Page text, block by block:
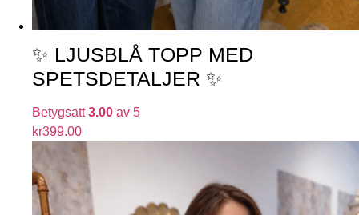
✨ LJUSBLÅ TOPP MED
SPETSDETALJER ✨
Betygsatt3.00 av 5
kr399.00